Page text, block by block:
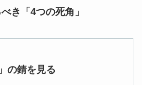
き「4つの死角」
の錆を見る